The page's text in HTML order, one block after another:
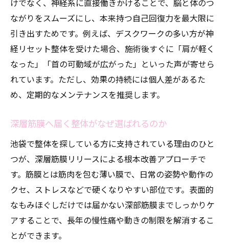
けでなく、神経系に直接働きかけることで、脳と体のつ
ながりをスムーズにし、本来持つ自己回復力を最大限に
引き出すためです。例えば、デスクワークの多い方が神
経リセット整体を受けた場合、施術後すぐに「肩が軽く
なった」「首の可動域が広がった」といった声が寄せら
れています。ただし、効果の持続には個人差があるた
め、定期的なメンテナンスを推奨します。
深層筋膜へ届く整体がなぜ選ばれるのか
池袋で整体を探している方に支持されている理由のひと
つが、深層筋膜リリースによる根本改善アプローチで
す。筋膜とは筋肉を包む薄い膜で、日常の姿勢や動作の
クセ、ストレスなどで硬くなりやすい部位です。表面的
なもみほぐしだけでは届かない深部筋膜までしっかりケ
アすることで、長年の慢性痛や動きの制限を解消するこ
とができます。